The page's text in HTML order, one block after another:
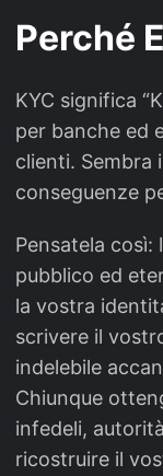
Perché
KYC significa
per banche ed
clienti. Sembra
conseguenze
Pensatela
pubblico ed
la vostra
scrivere il
indelebile
Chiunque
infedeli,
ricostruire il